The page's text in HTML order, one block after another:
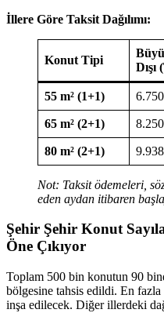
İllere Göre Taksit Dağılımı:
Konut Tipi
Dışı
55 m² (1+1) 6.750
65 m² (2+1) 8.250
80 m² (2+1) 9.938
Not: Taksit ödemeleri,
eden aydan itibaren
Şehir Şehir Konut
Öne Çıkıyor
Toplam 500 bin konutun 90
bölgesine tahsis edildi. En
inşa edilecek. Diğer illerdeki